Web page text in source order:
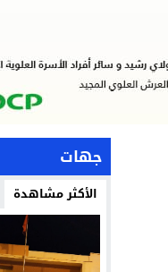
جهات
الأكثر مشاهدة